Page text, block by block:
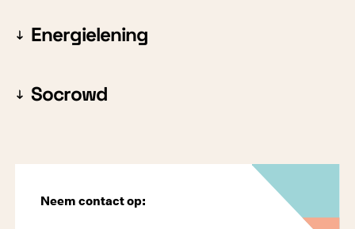
Energielening
Socrowd
Neem contact op: